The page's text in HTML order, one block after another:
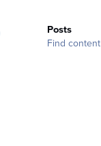
Posts
Find content